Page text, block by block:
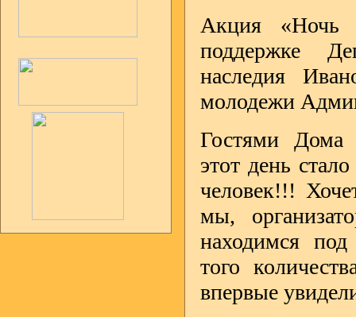
Акция
поддержке
наследия
молодежи
Гостями
этот день
человек!!!
мы,
находимся под
того
впервые